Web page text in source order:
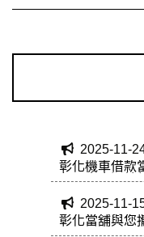
2025-11-
彰化機車借款
急需資金過轉
2025-11-
彰化當舖與您